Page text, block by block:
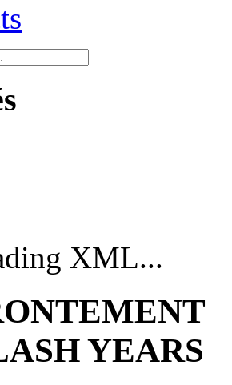
XML...
YEARS